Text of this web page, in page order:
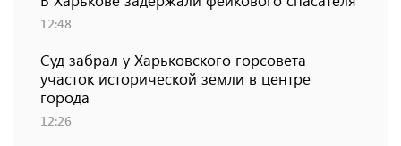
12:48
Суд забрал у Харьковского горсовета
участок исторической земли в центре
города
12:26